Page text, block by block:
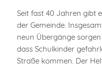
Seit fast 40 Jahren gibt
der Gemeinde.
neun Übergänge
dass Schulkinder
Straße kommen. Der